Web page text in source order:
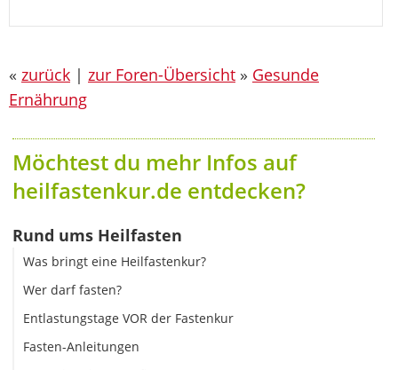
« zurück | zur Foren-Übersicht » Gesunde
Ernährung
Möchtest du mehr Infos auf
heilfastenkur.de entdecken?
Rund ums Heilfasten
Was bringt eine Heilfastenkur?
Wer darf fasten?
Entlastungstage VOR der Fastenkur
Fasten-Anleitungen